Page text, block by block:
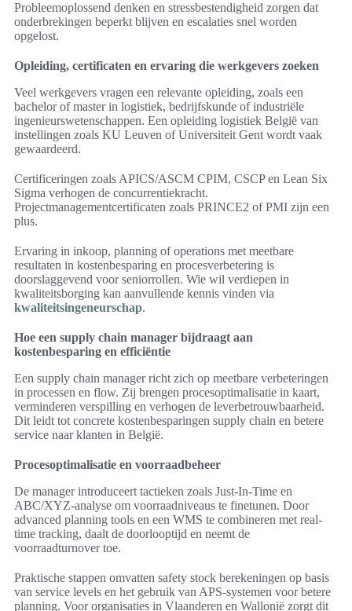
Probleemoplossend denken en stressbestendigheid zorgen dat
onderbrekingen beperkt blijven en escalaties snel worden
opgelost.
Opleiding, certificaten en ervaring die werkgevers zoeken
Veel werkgevers vragen een relevante opleiding, zoals een
bachelor of master in logistiek, bedrijfskunde of industriële
ingenieurswetenschappen. Een opleiding logistiek België van
instellingen zoals KU Leuven of Universiteit Gent wordt vaak
gewaardeerd.
Certificeringen zoals APICS/ASCM CPIM, CSCP en Lean Six
Sigma verhogen de concurrentiekracht.
Projectmanagementcertificaten zoals PRINCE2 of PMI zijn een
plus.
Ervaring in inkoop, planning of operations met meetbare
resultaten in kostenbesparing en procesverbetering is
doorslaggevend voor seniorrollen. Wie wil verdiepen in
kwaliteitsborging kan aanvullende kennis vinden via
kwaliteitsingeneurschap.
Hoe een supply chain manager bijdraagt aan
kostenbesparing en efficiëntie
Een supply chain manager richt zich op meetbare verbeteringen
in processen en flow. Zij brengen procesoptimalisatie in kaart,
verminderen verspilling en verhogen de leverbetrouwbaarheid.
Dit leidt tot concrete kostenbesparingen supply chain en betere
service naar klanten in België.
Procesoptimalisatie en voorraadbeheer
De manager introduceert tactieken zoals Just-In-Time en
ABC/XYZ-analyse om voorraadniveaus te finetunen. Door
advanced planning tools en een WMS te combineren met real-
time tracking, daalt de doorlooptijd en neemt de
voorraadturnover toe.
Praktische stappen omvatten safety stock berekeningen op basis
van service levels en het gebruik van APS-systemen voor betere
planning. Voor organisaties in Vlaanderen en Wallonië zorgt dit